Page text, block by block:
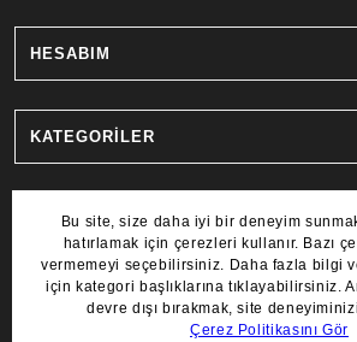
HESABIM
KATEGORİLER
MARKALAR